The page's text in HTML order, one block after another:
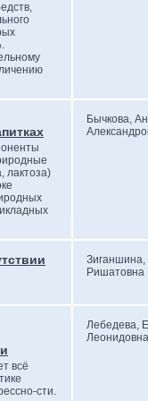
лактоза)
Бычкова,
Ришатовна
всё
сти.
Лебедева,
Леонидовна